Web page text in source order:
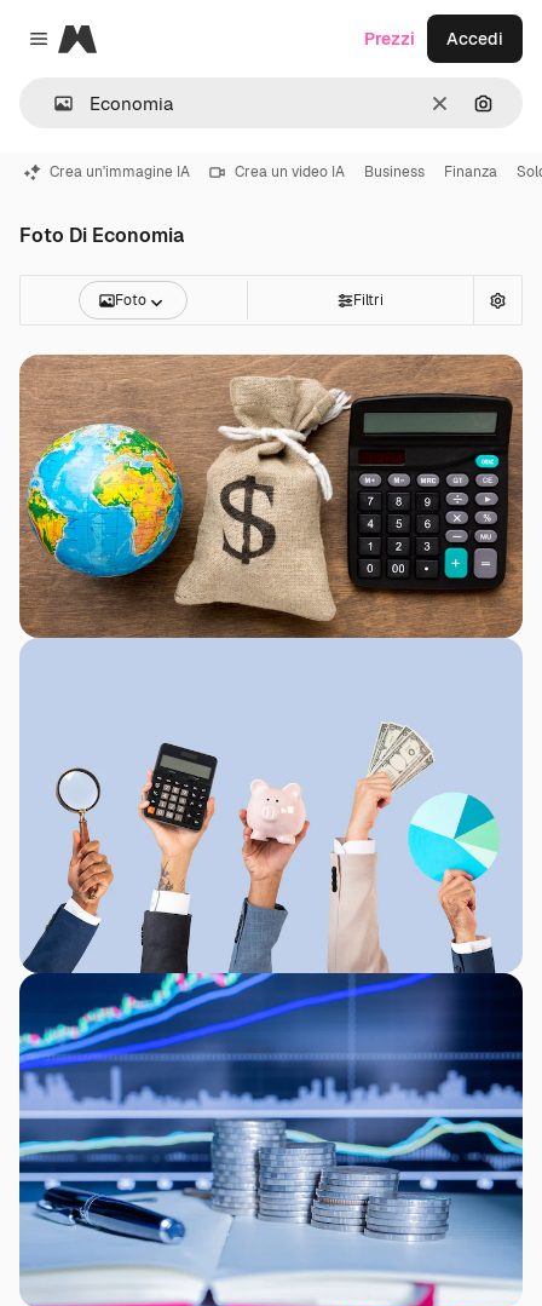
Close menu
Magnific
CancellaCerca
Prezzi Accedi
Crea un'immagine IA Crea un video IA Business Finanza
Foto Di Economia
Foto Filtri